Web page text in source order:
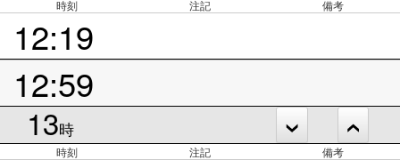
時刻 注記 備考
12:19
12:59
13時
時刻 注記 備考